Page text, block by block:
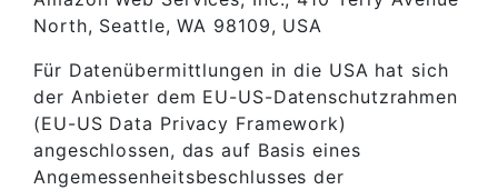
North, Seattle, WA 98109, USA
Für Datenübermittlungen in die USA hat sich
der Anbieter dem EU-US-Datenschutzrahmen
(EU-US Data Privacy Framework)
angeschlossen, das auf Basis eines
Angemessenheitsbeschlusses der